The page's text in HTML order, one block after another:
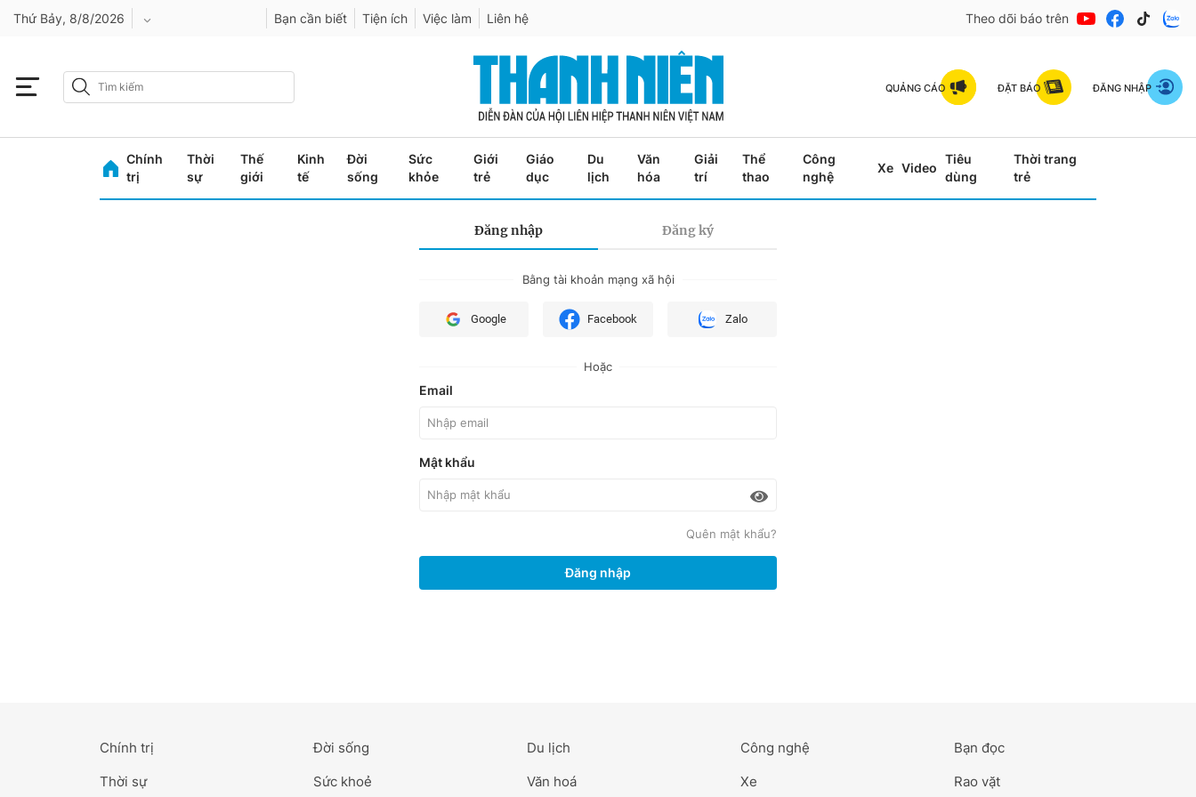
Thứ Bảy, 8/8/2026
Bình Phước
Đắk Lắk
Bạn cần biết Tiện ích Việc làm Liên hệ Theo dõi báo trên
QUẢNG CÁO ĐẶT BÁO ĐĂNG NHẬP
Chính
trị
Thời
sự
Thế
giới
Kinh
tế
Đời
sống
Sức
khỏe
Giới
trẻ
Giáo
dục
Du
lịch
Văn
hóa
Giải
trí
Thể
thao
Công
nghệ
Xe Video
Tiêu
dùng
Thời trang
trẻ
Đăng nhập Đăng ký
Bằng tài khoản mạng xã hội
Google Facebook Zalo
Hoặc
Email
Mật khẩu
Quên mật khẩu?
Đăng nhập
Chính trị
Thời sự
Đời sống
Sức khoẻ
Du lịch
Văn hoá
Công nghệ
Xe
Bạn đọc
Rao vặt